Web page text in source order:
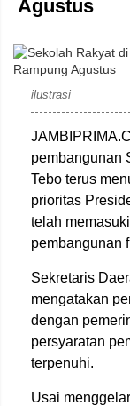
Agustus
ilustrasi
pembangunan
Tebo terus
prioritas
telah
pembangunan
Sekretaris
mengatakan
dengan
persyaratan
terpenuhi.
Usai